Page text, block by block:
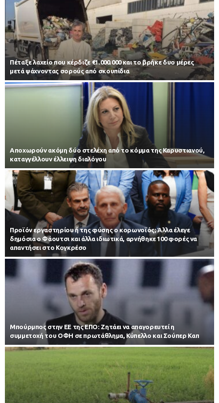
Πέταξε λαχείο που κέρδιζε €1.000.000 και το βρήκε δυο μέρες
μετά ψάχνοντας σορούς από σκουπίδια
Αποχωρούν ακόμη δύο στελέχη από το κόμμα της Καρυστιανού,
καταγγέλλουν έλλειψη διαλόγου
Προϊόν εργαστηρίου ή της φύσης ο κορωνοϊός; Άλλα έλεγε
δημόσια ο Φάουτσι και άλλα ιδιωτικά, αρνήθηκε 100 φορές να
απαντήσει στο Κογκρέσο
Μπούρμπος στην ΕΕ της ΕΠΟ: Ζητάει να απαγορευτεί η
συμμετοχή του ΟΦΗ σε πρωτάθλημα, Κύπελλο και Σούπερ Καπ